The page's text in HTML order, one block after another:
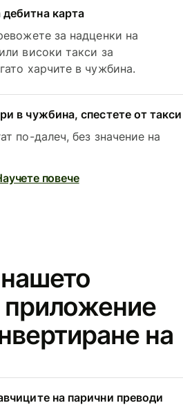
карта
за надценки на
високи такси за
харчите в чужбина.
в чужбина, спестете от такси
по-далеч, без значение на
повече
приложение
на
на парични преводи